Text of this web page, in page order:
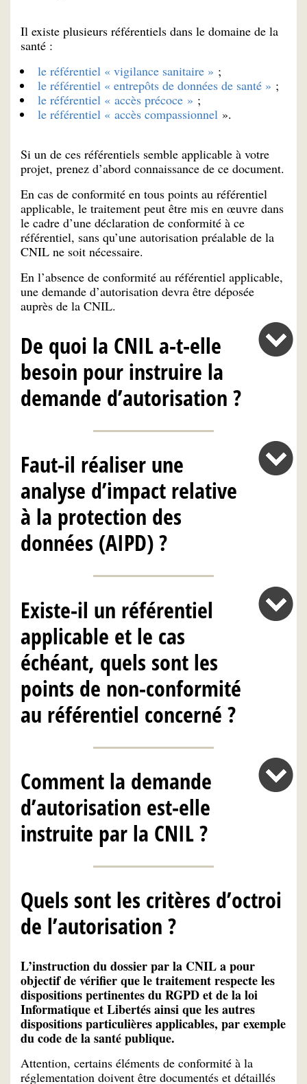
Il existe plusieurs référentiels dans le domaine de la
santé :
le référentiel « vigilance sanitaire » ;
le référentiel « entrepôts de données de santé » ;
le référentiel « accès précoce » ;
le référentiel « accès compassionnel ».
Si un de ces référentiels semble applicable à votre
projet, prenez d’abord connaissance de ce document.
En cas de conformité en tous points au référentiel
applicable, le traitement peut être mis en œuvre dans
le cadre d’une déclaration de conformité à ce
référentiel, sans qu’une autorisation préalable de la
CNIL ne soit nécessaire.
En l’absence de conformité au référentiel applicable,
une demande d’autorisation devra être déposée
auprès de la CNIL.
De quoi la CNIL a-t-elle
besoin pour instruire la
demande d’autorisation ?
Faut-il réaliser une
analyse d’impact relative
à la protection des
données (AIPD) ?
Existe-il un référentiel
applicable et le cas
échéant, quels sont les
points de non-conformité
au référentiel concerné ?
Comment la demande
d’autorisation est-elle
instruite par la CNIL ?
Quels sont les critères d’octroi
de l’autorisation ?
L’instruction du dossier par la CNIL a pour
objectif de vérifier que le traitement respecte les
dispositions pertinentes du RGPD et de la loi
Informatique et Libertés ainsi que les autres
dispositions particulières applicables, par exemple
du code de la santé publique.
Attention, certains éléments de conformité à la
réglementation doivent être documentés et détaillés